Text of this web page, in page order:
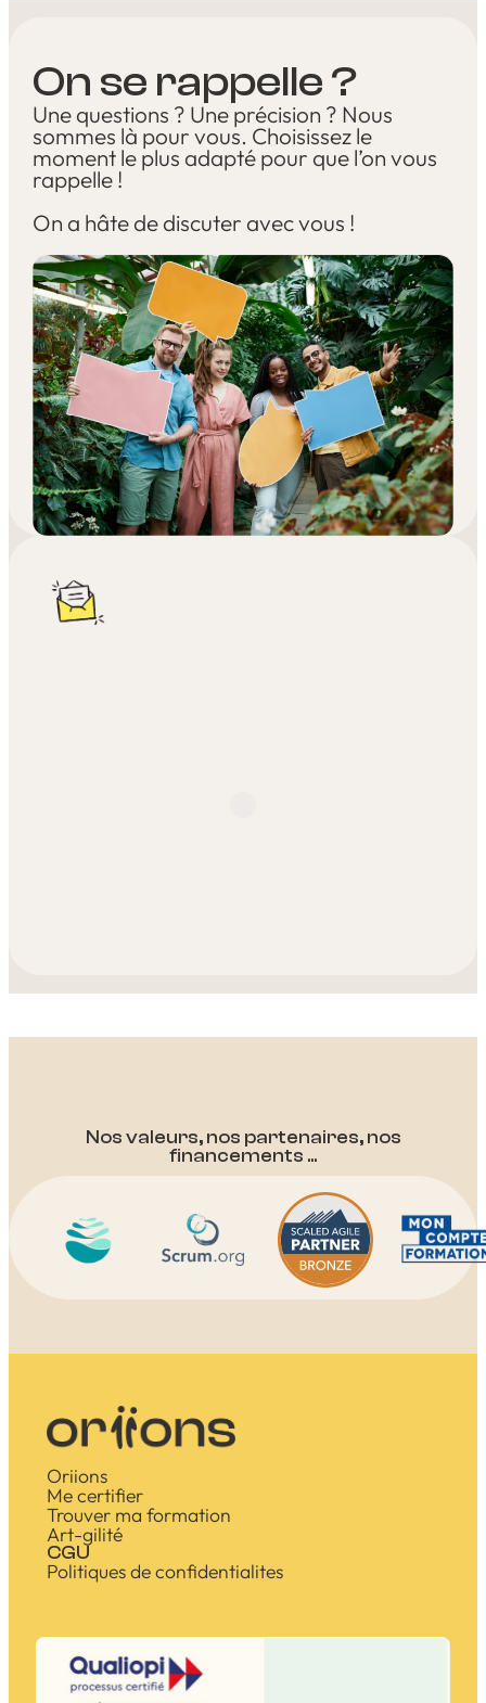
On se rappelle ?
Une questions ? Une précision ? Nous
sommes là pour vous. Choisissez le
moment le plus adapté pour que l’on vous
rappelle !
On a hâte de discuter avec vous !
Nos valeurs, nos partenaires, nos
financements ...
Oriions
Me certifier
Trouver ma formation
Art-gilité
CGU
Politiques de confidentialites